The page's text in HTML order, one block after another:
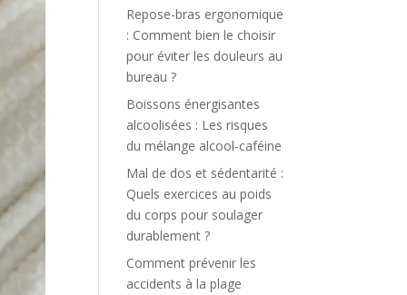
Repose-bras ergonomique
: Comment bien le choisir
pour éviter les douleurs au
bureau ?
Boissons énergisantes
alcoolisées : Les risques
du mélange alcool-caféine
Mal de dos et sédentarité :
Quels exercices au poids
du corps pour soulager
durablement ?
Comment prévenir les
accidents à la plage